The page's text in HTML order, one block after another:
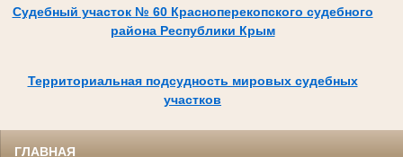
Судебный участок № 60 Красноперекопского судебного
района Республики Крым
Территориальная подсудность мировых судебных
участков
ГЛАВНАЯ